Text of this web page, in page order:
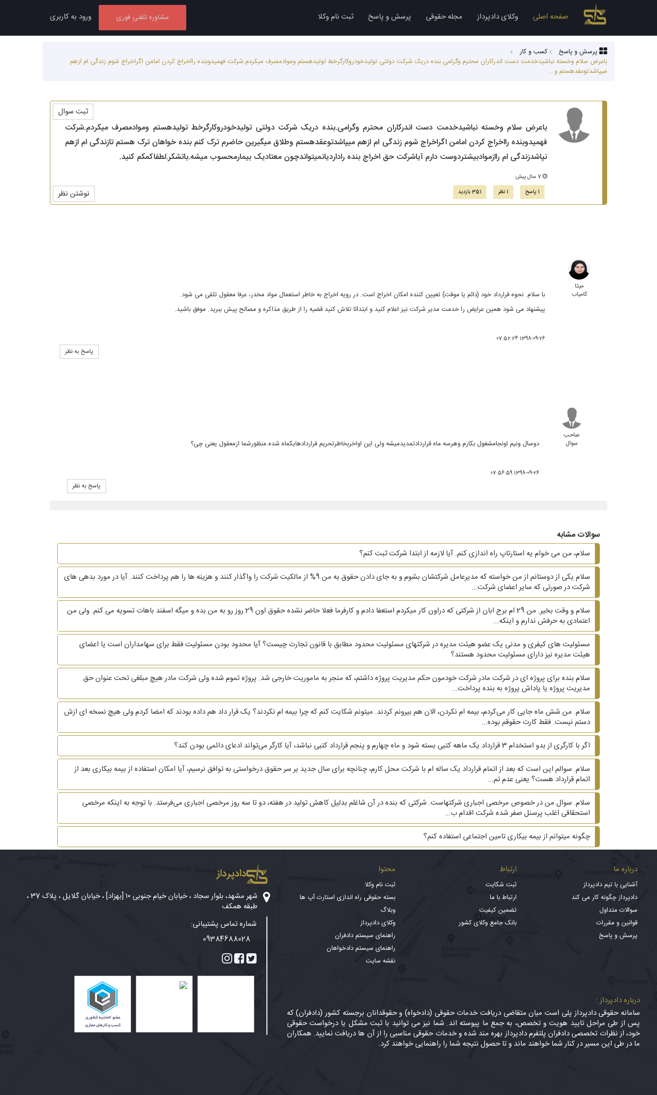
صفحه اصلی وکلای دادپرداز مجله حقوقی پرسش و پاسخ ثبت نام وکلا مشاوره تلفنی فوری ورود به کاربری
پرسش و پاسخ
کسب‌ و کار
باعرض سلام وخسته نباشیدخدمت دست اندرکاران محترم وگرامی.بنده دریک شرکت دولتی تولیدخودروکارگرخط تولیدهستم وموادمصرف میکردم.شرکت فهمیدوبنده رااخراج کردن امامن اگراخراج شوم زندگی ام ازهم
میپاشدتوعقدهستم و...
باعرض سلام وخسته نباشیدخدمت دست اندرکاران محترم وگرامی.بنده دریک شرکت دولتی تولیدخودروکارگرخط تولیدهستم وموادمصرف میکردم.شرکت
فهمیدوبنده رااخراج کردن امامن اگراخراج شوم زندگی ام ازهم میپاشدتوعقدهستم وطلاق میگیرین حاضرم ترک کنم بنده خواهان ترک هستم تازندگی ام ازهم
نپاشدزندگی ام راازموادبیشتردوست دارم آیاشرکت حق اخراج بنده راداردیانمیتواندچون معتادیک بیمارمحسوب میشه.باتشکر.لطفاکمکم کنید.
7 سال پیش
1 پاسخ
1 نظر 351 بازدید نوشتن نظر
ثبت سوال
میثا
کامیاب
با سلام. نحوه قرارداد خود (دائم یا موقت) تعیین کننده امکان اخراج است. در رویه اخراج به خاطر استعمال مواد مخدر، عرفا معقول تلقی می شود.
پیشنهاد می شود همین عرایض را خدمت مدیر شرکت نیز اعلام کنید و ابتدائا تلاش کنید قضیه را از طریق مذاکره و مصالح پیش ببرید. موفق باشید.
1398-09-26 07:52:24
پاسخ به نظر
صاحب
سوال
دوسال ونیم اونجامشغول بکارم وهرسه ماه قراردادتمدیدمیشه ولی این اواخربخاطرتحریم قراردادهایکماه شده.منظورشما ازمعقول یعنی چی؟
1398-09-26 07:56:59
پاسخ به نظر
سوالات مشابه
سلام، من می خوام یه استارتاپ راه اندازی کنم. آیا لازمه از ابتدا شرکت ثبت کنم؟
سلام یکی از دوستانم از من خواسته که مدیرعامل شرکتشان بشوم و به جای دادن حقوق به من 9% از مالکیت شرکت را واگذار کنند و هزینه ها را هم پرداخت کنند. آیا در مورد بدهی های
شرکت در صورتی که سایر اعضای شرکت...
سلام و وقت بخیر. من 29 ام برج ابان از شرکتی که دراون کار میکردم استعفا دادم و کارفرما فعلا حاضر نشده حقوق اون 29 روز رو به من بده و میگه اسفند باهات تسویه می کنم. ولی من
اعتمادی به حرفش ندارم و اینکه...
مسئولیت های کیفری و مدنی یک عضو هیئت مدیره در شرکتهای مسئولیت محدود مطابق با قانون تجارت چیست؟ آیا محدود بودن مسئولیت فقط برای سهامداران است یا اعضای
هیئت مدیره نیز دارای مسئولیت محدود هستند؟
سلام بنده برای پروژه ای در شرکت مادر شرکت خودمون حکم مدیریت پروژه داشتم، که منجر به ماموریت خارجی شد. پروژه تموم شده ولی شرکت مادر هیچ مبلغی تحت عنوان حق
مدیریت پروژه یا پاداش پروژه به بنده پرداخت...
سلام. من شش ماه جایی کار می‌کردم، بیمه ام نکردن، الان هم بیرونم کردند. میتونم شکایت کنم که چرا بیمه ام نکردند؟ یک قرار داد هم داده بودند که امضا کردم ولی هیچ نسخه ای ازش
دستم نیست. فقط کارت حقوقم بوده...
اگر با کارگری از بدو استخدام 3 قرارداد یک ماهه کتبی بسته شود و ماه چهارم و پنجم قرارداد کتبی نباشد، آیا کارگر می‌تواند ادعای دائمی بودن کند؟
سلام. سوالم این است که بعد از اتمام قرارداد یک ساله ام با شرکت محل کارم، چنانچه برای سال جدید بر سر حقوق درخواستی به توافق نرسیم، آیا امکان استفاده از بیمه بیکاری بعد از
اتمام قرارداد هست؟ یعنی عدم تم...
سلام. سوال من در خصوص مرخصی اجباری شرکتهاست. شرکتی که بنده در آن شاغلم بدلیل کاهش تولید در هفته، دو تا سه روز مرخصی اجباری می‌فرستد. با توجه به اینکه مرخصی
استحقاقی اغلب پرسنل صفر شده شرکت اقدام ب...
چگونه میتوانم از بیمه بیکاری تامین اجتماعی استفاده کنم؟
درباره ما
آشنایی با تیم دادپرداز
دادپرداز چگونه کار می کند
سوالات متداول
قوانین و مقررات
پرسش و پاسخ
ارتباط
ثبت شکایت
ارتباط با ما
تضمین کیفیت
بانک جامع وکلای کشور
محتوا
ثبت نام وکلا
بسته حقوقی راه اندازی استارت آپ ها
وبلاگ
وکلای دادپرداز
راهنمای سیستم دادفران
راهنمای سیستم دادخواهان
نقشه سایت
درباره دادپرداز :
سامانه حقوقی دادپرداز پلی است میان متقاضی دریافت خدمات حقوقی (دادخواه) و حقوقدانان برجسته کشور (دادفران) که
پس از طی مراحل تایید هویت و تخصص، به جمع ما پیوسته اند. شما نیز می توانید با ثبت مشکل یا درخواست حقوقی
خود، از نظرات تخصصی دادفران پلتفرم دادپرداز بهره مند شده و خدمات حقوقی مناسبی را از آن ها دریافت نمایید. همکاران
ما در طی این مسیر در کنار شما خواهند ماند و تا حصول نتیجه شما را راهنمایی خواهند کرد.
دادپرداز
شهر مشهد، بلوار سجاد ، خیابان خیام جنوبی ۱۰ [بهزاد] ، خیابان گلایل ، پلاک 37 ،
طبقه همکف
شماره تماس پشتیبانی:
09384688028